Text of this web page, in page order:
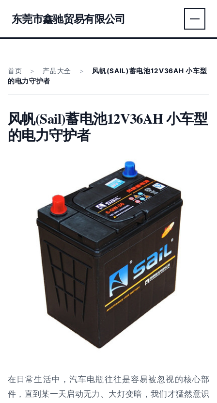
东莞市鑫驰贸易有限公司
首页 > 产品大全 >
风帆(SAIL)蓄电池12V36AH 小车型
的电力守护者
风帆(Sail)蓄电池12V36AH 小车型
的电力守护者
在日常生活中，汽车电瓶往往是容易被忽视的核心部
件，直到某一天启动无力、大灯变暗，我们才猛然意识